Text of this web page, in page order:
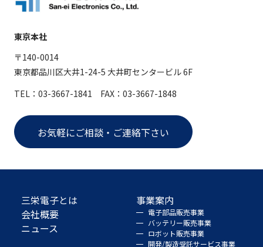
東京本社
〒140-0014
東京都品川区大井1-24-5 大井町センタービル 6F
TEL：03-3667-1841 FAX：03-3667-1848
お気軽にご相談・ご連絡下さい
三栄電子とは
会社概要
ニュース
事業案内
電子部品販売事業
バッテリー販売事業
ロボット販売事業
開発/製造受託サービス事業